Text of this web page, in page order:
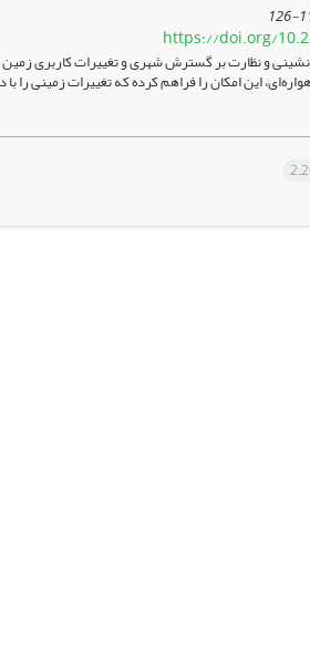
https://doi.org/
و نظارت بر گسترش شهری و تغییرات کاربری زمین
این امکان را فراهم کرده که تغییرات زمینی را